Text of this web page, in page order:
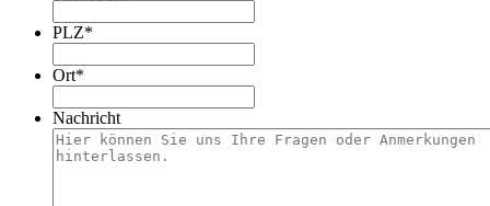
PLZ*
Ort*
Nachricht